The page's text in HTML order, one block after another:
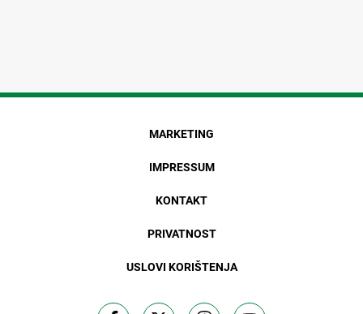
MARKETING
IMPRESSUM
KONTAKT
PRIVATNOST
USLOVI KORIŠTENJA